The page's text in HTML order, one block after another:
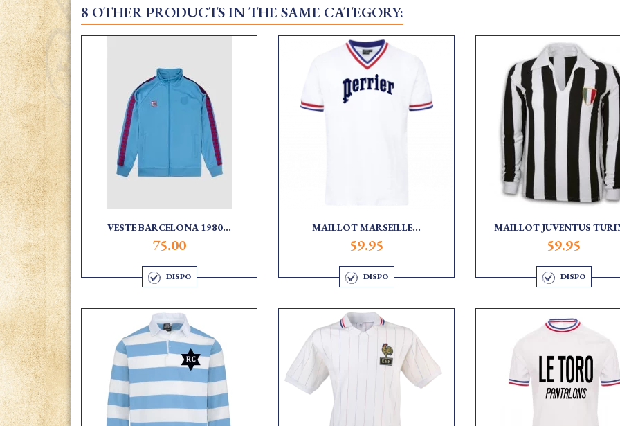
8 OTHER PRODUCTS IN THE SAME CATEGORY:
VESTE BARCELONA 1980...
75.00
DISPO
MAILLOT MARSEILLE...
59.95
DISPO
MAILLOT JUVENTUS
59.95
DISPO